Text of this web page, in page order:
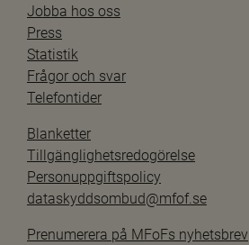
Jobba hos oss
Press
Statistik
Frågor och svar
Telefontider
Blanketter
Tillgänglighetsredogörelse
Personuppgiftspolicy
dataskyddsombud@mfof.se
Prenumerera på MFoFs nyhetsbrev